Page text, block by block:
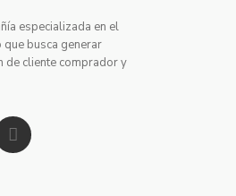
especializada en el
busca generar
de cliente comprador y